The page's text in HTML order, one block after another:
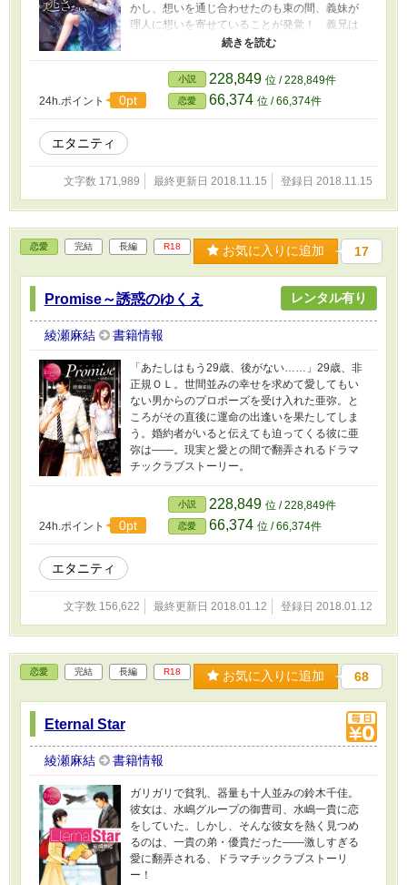
かし、想いを通じ合わせたのも束の間、義妹が
理人に想いを寄せていることが発覚！ 義兄は
妹のために、美月に理人と別れるよう命じる。
ともに……。泣く泣く理人に別れを告げ、海外
へと旅立つ美月。それから二年半。日本に帰っ
てきた美月は、知人に紹介された会社に就職。
そこにはなんと理人の姿が！ 彼は二度と彼女
24h.ポイント 0pt
小説 228,849 位 / 228,849件
恋愛 66,374 位 / 66,374件
エタニティ
文字数 171,989 最終更新日 2018.11.15 登録日 2018.11.15
恋愛 完結 長編 R18 お気に入りに追加 17
Promise～誘惑のゆくえ レンタル有り
綾瀬麻結 書籍情報
「あたしはもう29歳、後がない……」29歳、非
正規ＯＬ。世間並みの幸せを求めて愛してもい
ない男からのプロポーズを受け入れた亜弥。と
ころがその直後に運命の出逢いを果たしてしま
う。婚約者がいると伝えても迫ってくる彼に亜
弥は――。現実と愛との間で翻弄されるドラマ
チックラブストーリー。
24h.ポイント 0pt
小説 228,849 位 / 228,849件
恋愛 66,374 位 / 66,374件
エタニティ
文字数 156,622 最終更新日 2018.01.12 登録日 2018.01.12
恋愛 完結 長編 R18 お気に入りに追加 68
Eternal Star
綾瀬麻結 書籍情報
ガリガリで貧乳、器量も十人並みの鈴木千佳。
彼女は、水嶋グループの御曹司、水嶋一貴に恋
をしていた。しかし、そんな彼女を熱く見つめ
るのは、一貴の弟・優貴だった――激しすぎる
愛に翻弄される、ドラマチックラブストーリ
ー！